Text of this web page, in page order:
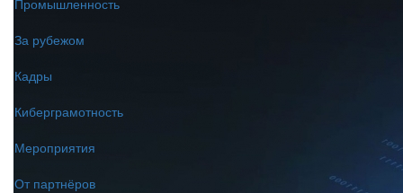
Промышленность
За рубежом
Кадры
Киберграмотность
Мероприятия
От партнёров